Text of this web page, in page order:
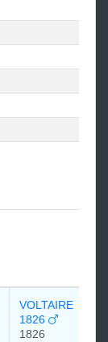
VOLTAIRE
1826
1826